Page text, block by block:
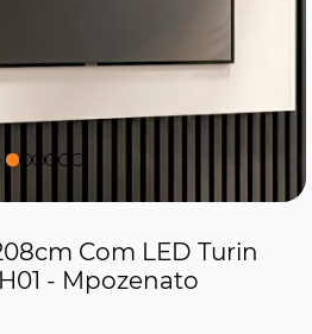
Com LED Turin
- Mpozenato